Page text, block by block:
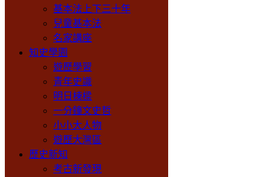
基本法上下三十年
兒童基本法
名家講座
知史學園
遊歷學習
青年史識
明日棟樑
一分鐘文史哲
小小大人物
遊歷大灣區
歷史新知
考古新發現